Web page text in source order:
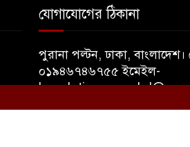
যোগাযোগের ঠিকানা
পুরানা পল্টন, ঢাকা,
০১৯৪৬৭৪৬৭৫৫ ইমেইল-